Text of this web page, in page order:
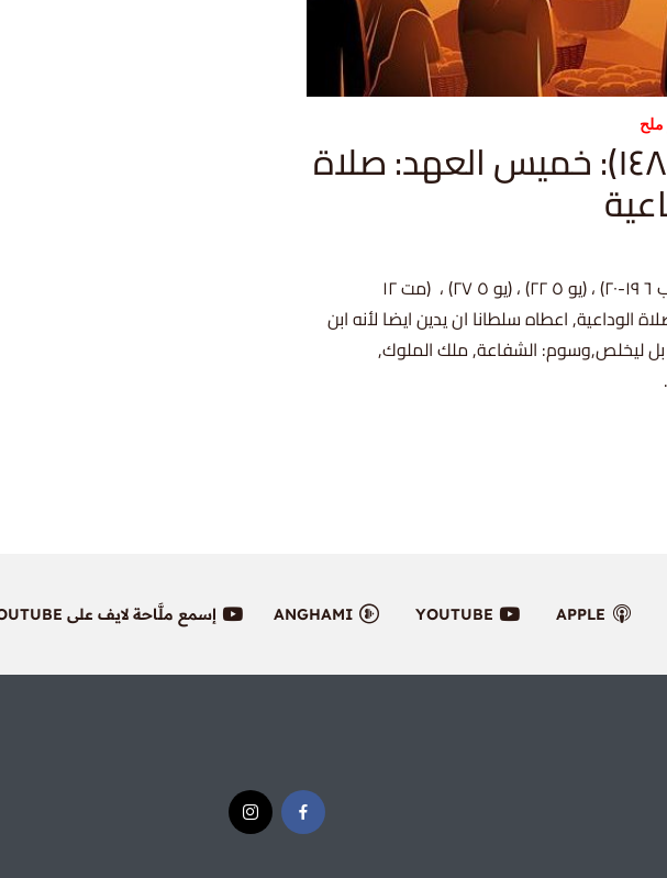
الاناجيل-حلقة (١٤٨): خميس العهد: صلاة
(يو ١٧ ١-٢٦)شواهد متعلقة: (عب ٦ ١٩-٢٠) ، (يو ٥ ٢٢) ، (يو ٥ ٢٧) ، (مت ١٢
الوداعية, اعطاه سلطانا ان يدين ايضا لأنه ابن
بل ليخلص,وسوم: الشفاعة, ملك الملوك,
APPLE
YOUTUBE
ANGHAMI إسمع ملَّاحة لايف على YOUTUBE